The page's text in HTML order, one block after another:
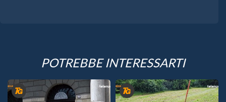
POTREBBE INTERESSARTI